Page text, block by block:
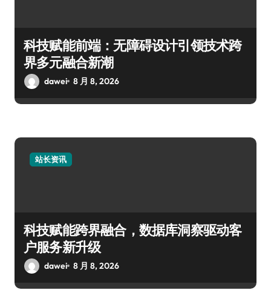
科技赋能前端：无障碍设计引领技术跨
界多元融合新潮
dawei 8 月 8, 2026
站长资讯
科技赋能跨界融合，数据库洞察驱动客
户服务新升级
dawei 8 月 8, 2026